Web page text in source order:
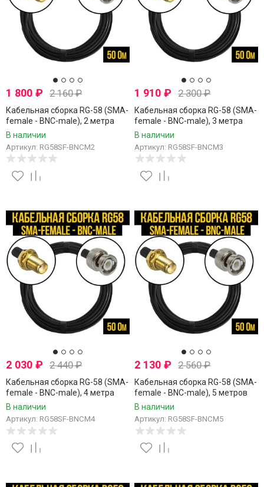
1 800 ₽ 2 160₽
Кабельная сборка RG-58 (SMA-
female - BNC-male), 2 метра
В наличии
Артикул: RG58SF-BNCM2
1 910₽ 2 300₽
Кабельная сборка RG-58 (SMA-
female - BNC-male), 3 метра
В наличии
Артикул: RG58SF-BNCM3
2 030 ₽ 2 440₽
Кабельная сборка RG-58 (SMA-
female - BNC-male), 4 метра
В наличии
Артикул: RG58SF-BNCM4
2 130₽ 2 560₽
Кабельная сборка RG-58 (SMA-
female - BNC-male), 5 метров
В наличии
Артикул: RG58SF-BNCM5